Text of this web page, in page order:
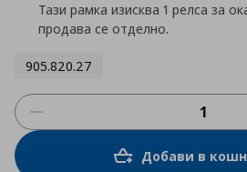
Тази рамка изисква 1 релса за
продава се отделно.
905.820.27
Добави в